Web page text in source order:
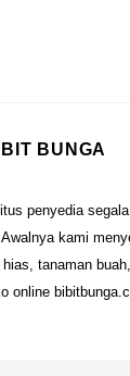
BUNGA
penyedia
kami
tanaman
online